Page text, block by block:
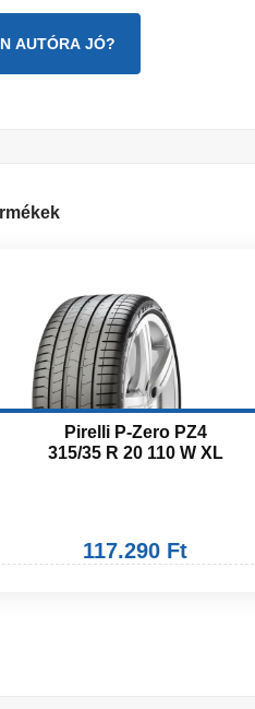
AUTÓRA JÓ?
Pirelli P-Zero PZ4
315/35 R 20 110 W XL
117.290 Ft